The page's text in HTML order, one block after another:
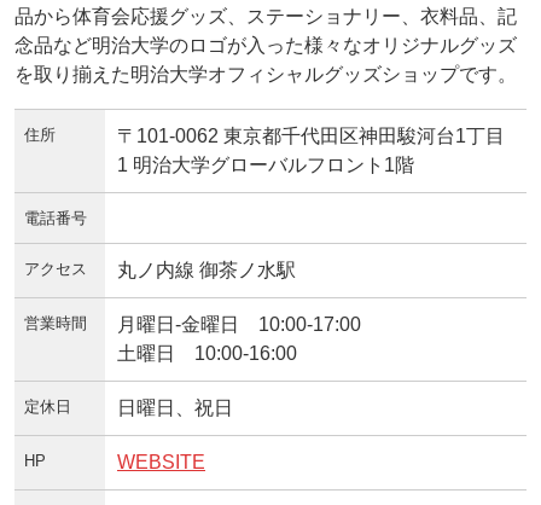
品から体育会応援グッズ、ステーショナリー、衣料品、記
念品など明治大学のロゴが入った様々なオリジナルグッズ
を取り揃えた明治大学オフィシャルグッズショップです。
住所
〒101-0062 東京都千代田区神田駿河台1丁目
1 明治大学グローバルフロント1階
電話番号
アクセス 丸ノ内線 御茶ノ水駅
営業時間
月曜日-金曜日 10:00-17:00
土曜日 10:00-16:00
定休日 日曜日、祝日
HP WEBSITE